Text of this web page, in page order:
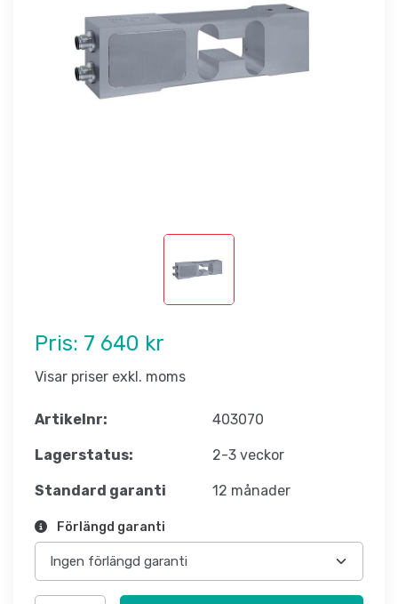
Pris: 7 640 kr
Visar priser exkl. moms
Artikelnr: 403070
Lagerstatus: 2-3 veckor
Standard garanti 12 månader
Förlängd garanti